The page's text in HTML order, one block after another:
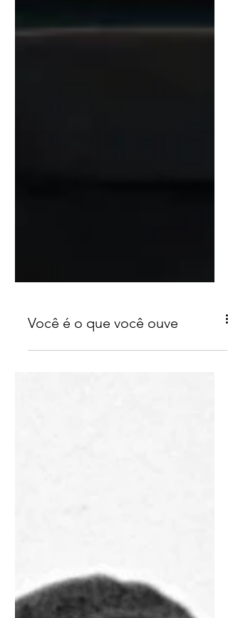
Você é o que você ouve